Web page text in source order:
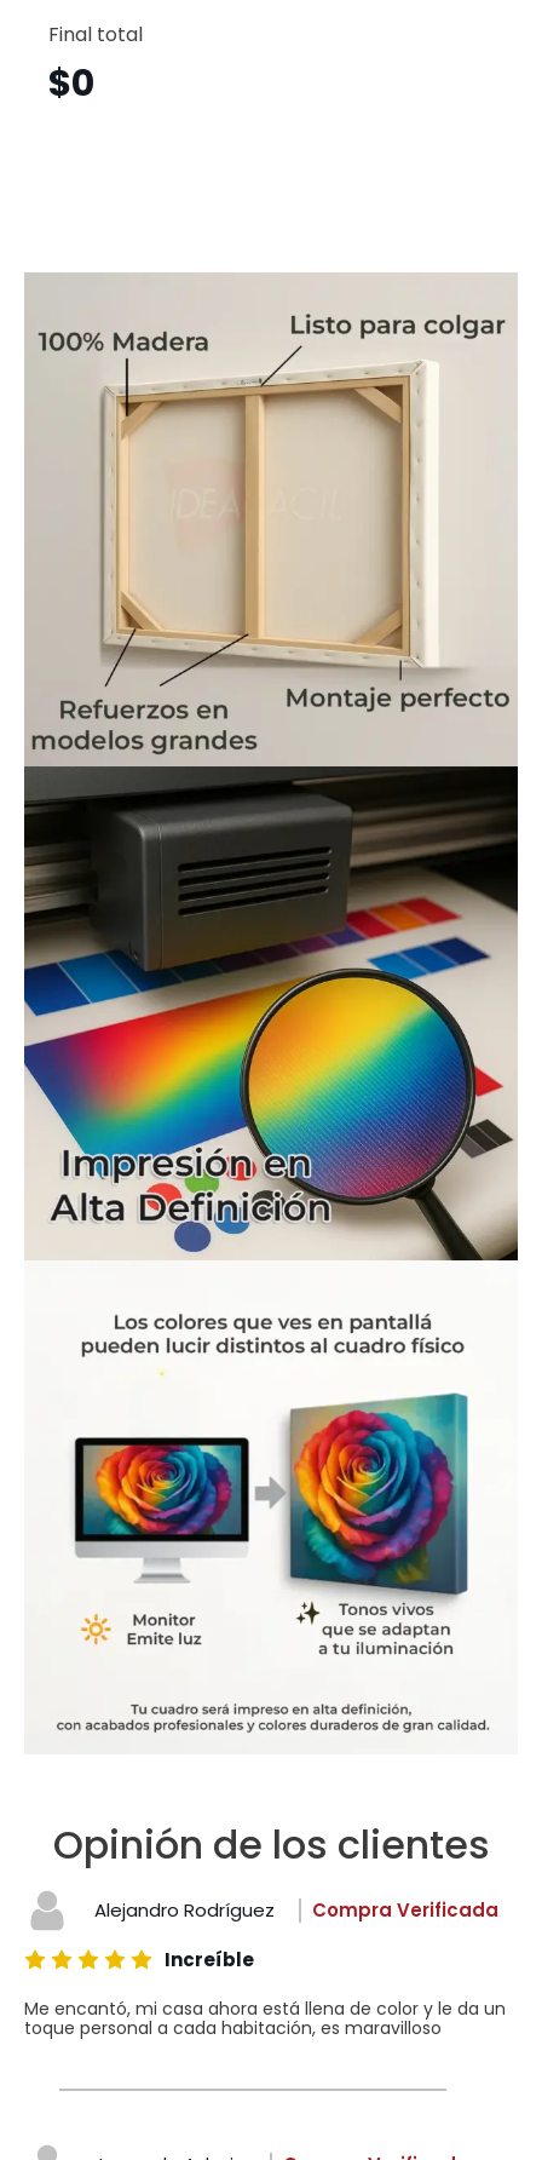
Final total
$0
Opinión de los clientes
Alejandro Rodríguez
Compra Verificada
Increíble
Me encantó, mi casa ahora está llena de color y le da un
toque personal a cada habitación, es maravilloso